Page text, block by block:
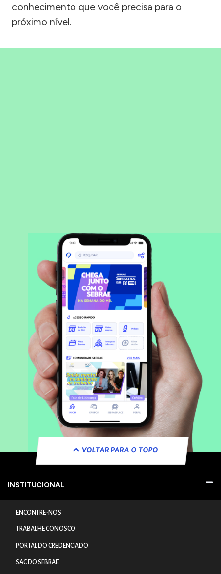
conhecimento que você precisa para o
próximo nível.
VOLTAR PARA O TOPO
INSTITUCIONAL
ENCONTRE-NOS
TRABALHE CONOSCO
PORTAL DO CREDENCIADO
SAC DO SEBRAE